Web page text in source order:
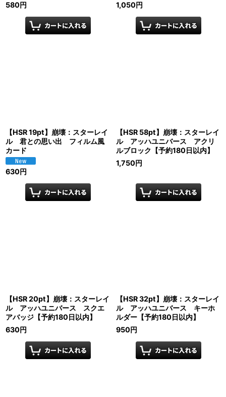
580円 1,050円
【HSR 19pt】崩壊：スターレイ
ル 君との思い出 フィルム風
カード
630円
【HSR 58pt】崩壊：スターレイ
ル アッハユニバース アクリ
ルブロック【予約180日以内】
1,750円
【HSR 20pt】崩壊：スターレイ
ル アッハユニバース スクエ
アバッジ【予約180日以内】
630円
【HSR 32pt】崩壊：スターレイ
ル アッハユニバース キーホ
ルダー【予約180日以内】
950円